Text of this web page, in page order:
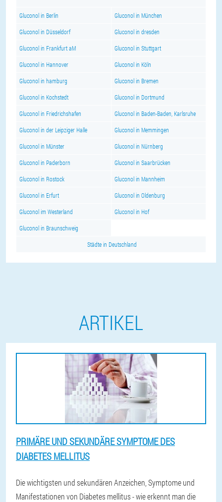
Gluconol in Berlin Gluconol in München
Gluconol in Düsseldorf Gluconol in dresden
Gluconol in Frankfurt aM Gluconol in Stuttgart
Gluconol in Hannover Gluconol in Köln
Gluconol in hamburg Gluconol in Bremen
Gluconol in Kochstedt Gluconol in Dortmund
Gluconol in Friedrichshafen Gluconol in Baden-Baden, Karlsruhe
Gluconol in der Leipziger Halle Gluconol in Memmingen
Gluconol in Münster Gluconol in Nürnberg
Gluconol in Paderborn Gluconol in Saarbrücken
Gluconol in Rostock Gluconol in Mannheim
Gluconol in Erfurt Gluconol in Oldenburg
Gluconol im Westerland Gluconol in Hof
Gluconol in Braunschweig
Städte in Deutschland
ARTIKEL
PRIMÄRE UND SEKUNDÄRE SYMPTOME DES
DIABETES MELLITUS
Die wichtigsten und sekundären Anzeichen, Symptome und
Manifestationen von Diabetes mellitus - wie erkennt man die